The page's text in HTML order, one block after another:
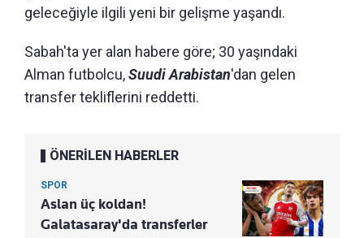
geleceğiyle ilgili yeni bir gelişme yaşandı.
Sabah'ta yer alan habere göre; 30 yaşındaki
Alman futbolcu,Suudi Arabistan'dan gelen
transfer tekliflerini reddetti.
ÖNERİLEN HABERLER
SPOR
Aslan üç koldan!
Galatasaray'da transferler